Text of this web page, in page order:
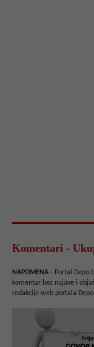
Komentari -
NAPOMENA - Portal
komentar bez najave i
redakcije web portala